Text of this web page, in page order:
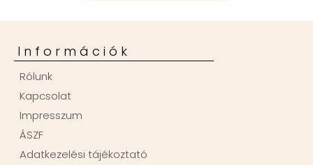
Információk
Rólunk
Kapcsolat
Impresszum
ÁSZF
Adatkezelési tájékoztató